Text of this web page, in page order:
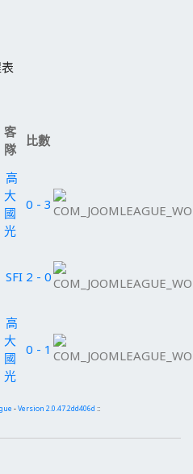
客
隊
比數
高
大
國
光
0 - 3
SFI 2 - 0
高
大
國
光
0 - 1
-Version 2.0.47.2dd406d ::